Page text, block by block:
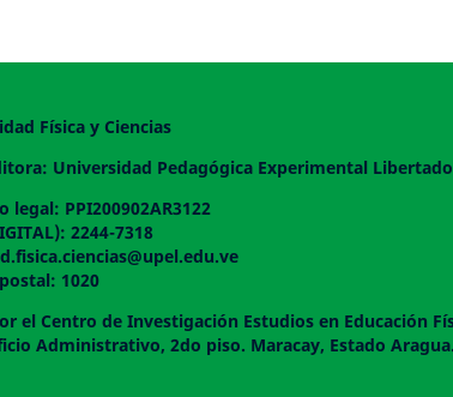
Física y Ciencias
Universidad Pedagógica Experimental
legal: PPI200902AR3122
2244-7318
1020
el Centro de Investigación Estudios en Educación
Administrativo, 2do piso. Maracay,